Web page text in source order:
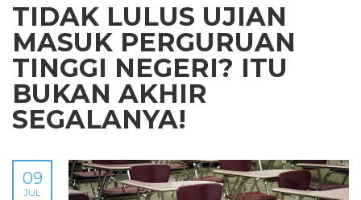
TIDAK LULUS UJIAN
MASUK PERGURUAN
TINGGI NEGERI? ITU
BUKAN AKHIR
SEGALANYA!
09
JUL